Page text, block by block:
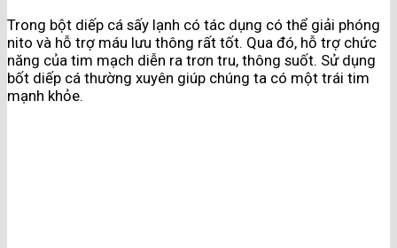
Trong bột diếp cá sấy lạnh có tác dụng có thể giải phóng
nito và hỗ trợ máu lưu thông rất tốt. Qua đó, hỗ trợ chức
năng của tim mạch diễn ra trơn tru, thông suốt. Sử dụng
bốt diếp cá thường xuyên giúp chúng ta có một trái tim
mạnh khỏe.